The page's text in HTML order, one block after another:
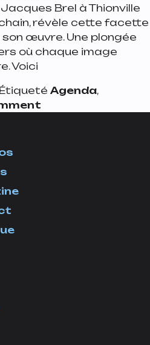
Brel à Thionville
révèle cette facette
œuvre. Une plongée
où chaque image
Voici
Agenda,